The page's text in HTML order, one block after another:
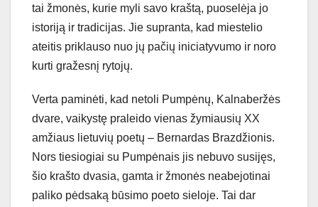
tai žmonės, kurie myli savo kraštą, puoselėja jo
istoriją ir tradicijas. Jie supranta, kad miestelio
ateitis priklauso nuo jų pačių iniciatyvumo ir noro
kurti gražesnį rytojų.
Verta paminėti, kad netoli Pumpėnų, Kalnaberžės
dvare, vaikystę praleido vienas žymiausių XX
amžiaus lietuvių poetų – Bernardas Brazdžionis.
Nors tiesiogiai su Pumpėnais jis nebuvo susijęs,
šio krašto dvasia, gamta ir žmonės neabejotinai
paliko pėdsaką būsimo poeto sieloje. Tai dar